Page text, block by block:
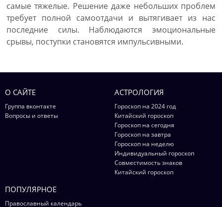
самые тяжелые. Решение даже небольших проблем
требует полной самоотдачи и вытягивает из нас
последние силы. Наблюдаются эмоциональные
срывы, поступки становятся импульсивными.
О САЙТЕ
Группа вконтакте
Вопросы и ответы
АСТРОЛОГИЯ
Гороскоп на 2024 год
Китайский гороскоп
Гороскоп на сегодня
Гороскоп на завтра
Гороскоп на неделю
Индивидуальный гороскоп
Совместимость знаков
Китайский гороскоп
ПОПУЛЯРНОЕ
Православный календарь